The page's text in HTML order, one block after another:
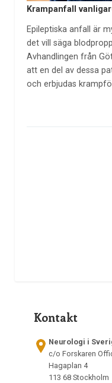
Krampanfall
Epileptiska anfall är
det vill säga
Avhandlingen från
att en del av dessa
och erbjudas
Kontakt
Neurologi i
c/o Forskaren
Hagaplan 4
113 68 Stockholm